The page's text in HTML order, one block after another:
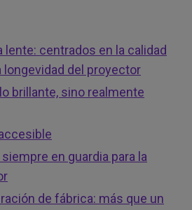
lente: centrados en la calidad
longevidad del proyector
brillante, sino realmente
en guardia para la
de fábrica: más que un